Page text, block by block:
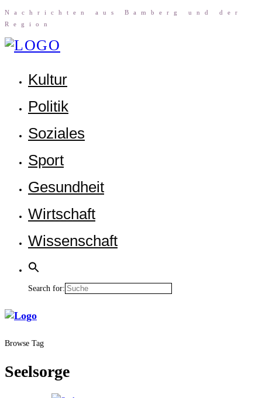
Nach­rich­ten aus Bam­berg und der
Region
Kul­tur
Poli­tik
Sozia­les
Sport
Gesund­heit
Wirt­schaft
Wis­sen­schaft
Search for:
Browse Tag
Seelsorge